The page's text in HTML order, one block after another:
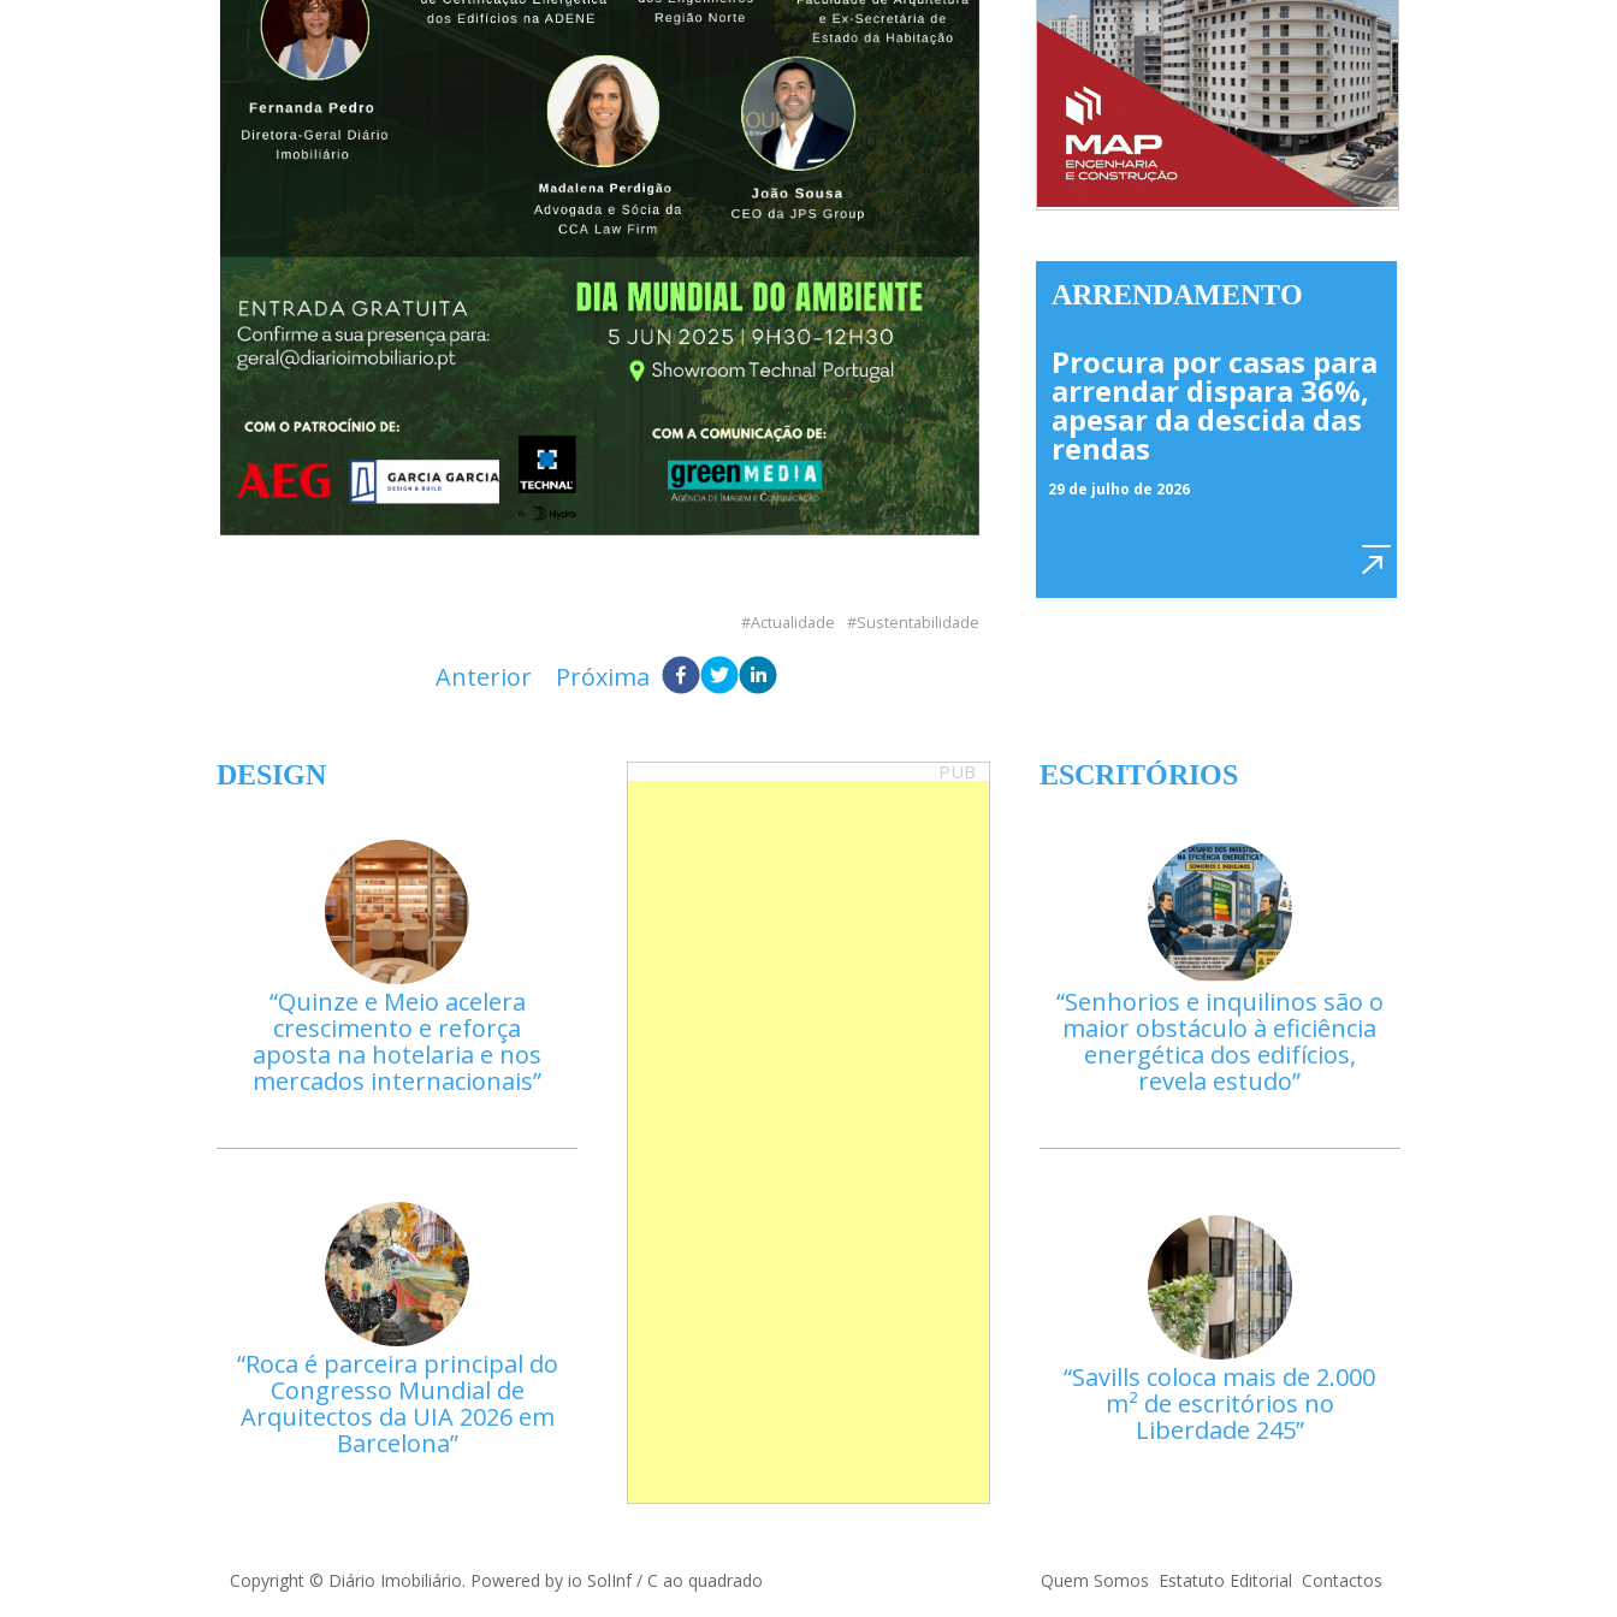
Actualidade Sustentabilidade
Anterior Próxima
ARRENDAMENTO
Procura por casas para
arrendar dispara 36%,
apesar da descida das
rendas
29 de julho de 2026
DESIGN
Quinze e Meio acelera
crescimento e reforça
aposta na hotelaria e nos
mercados internacionais
Roca é parceira principal do
Congresso Mundial de
Arquitectos da UIA 2026 em
Barcelona
PUB ESCRITÓRIOS
Senhorios e inquilinos são o
maior obstáculo à eficiência
energética dos edifícios,
revela estudo
Savills coloca mais de 2.000
m² de escritórios no
Liberdade 245
Copyright © Diário Imobiliário. Powered by io SolInf/ C ao quadrado Quem Somos Estatuto Editorial Contactos